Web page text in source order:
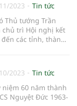
2023
Tin tức
Thủ tướng Trần
chủ trì Hội nghị kết
các tỉnh, thành
2023
Tin tức
niệm 60 năm thành
Nguyệt Đức 1963-